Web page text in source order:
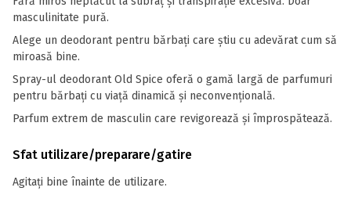
masculinitate pură.
Alege un deodorant pentru bărbați care știu cu adevărat cum să
miroasă bine.
Spray-ul deodorant Old Spice oferă o gamă largă de parfumuri
pentru bărbați cu viață dinamică și neconvențională.
Parfum extrem de masculin care revigorează și împrospătează.
Sfat utilizare/preparare/gatire
Agitați bine înainte de utilizare.